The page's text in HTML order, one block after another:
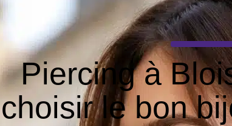
Piercing à
choisir le bon